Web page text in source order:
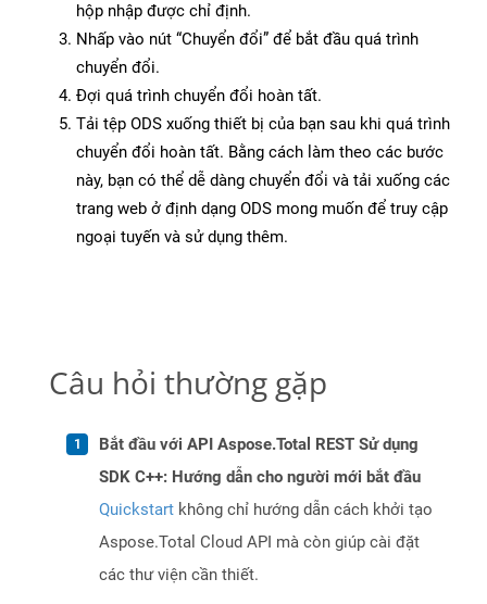
hộp nhập được chỉ định.
Nhấp vào nút “Chuyển đổi” để bắt đầu quá trình
chuyển đổi.
Đợi quá trình chuyển đổi hoàn tất.
Tải tệp ODS xuống thiết bị của bạn sau khi quá trình
chuyển đổi hoàn tất. Bằng cách làm theo các bước
này, bạn có thể dễ dàng chuyển đổi và tải xuống các
trang web ở định dạng ODS mong muốn để truy cập
ngoại tuyến và sử dụng thêm.
Câu hỏi thường gặp
Bắt đầu với API Aspose.Total REST Sử dụng
SDK C++: Hướng dẫn cho người mới bắt đầu
Quickstart không chỉ hướng dẫn cách khởi tạo
Aspose.Total Cloud API mà còn giúp cài đặt
các thư viện cần thiết.